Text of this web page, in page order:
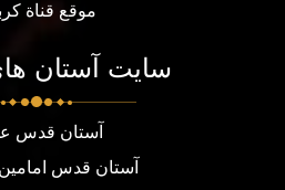
موقع قناة
سایت آستان
آستان قدس
آستان قدس